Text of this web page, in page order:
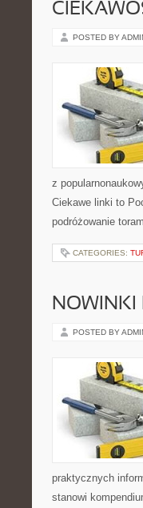
POSTED BY
z
Ciekawe linki to
podróżowanie
CATEGORIES:
NOWINKI
POSTED BY
praktycznych
stanowi